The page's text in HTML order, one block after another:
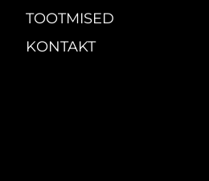
TOOTMISED
KONTAKT